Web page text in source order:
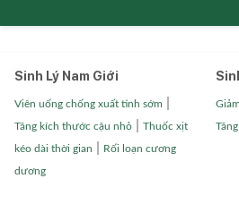
Sinh Lý Nam Giới
Viên uống chống xuất tinh sớm
Tăng kích thước cậu nhỏ| Thuốc xịt
kéo dài thời gian Rối loạn cương
dương